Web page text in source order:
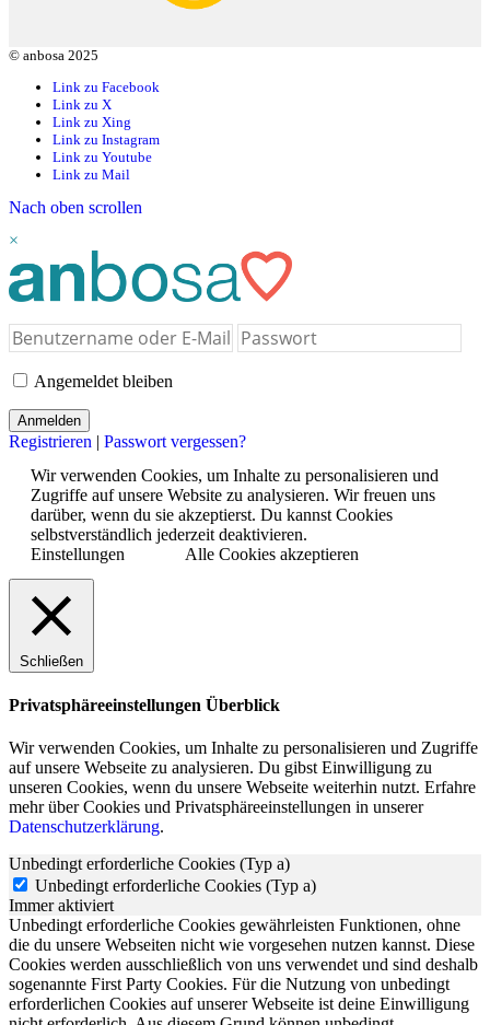
© anbosa 2025
Link zu Facebook
Link zu X
Link zu Xing
Link zu Instagram
Link zu Youtube
Link zu Mail
Nach oben scrollen
×
Angemeldet bleiben
Registrieren | Passwort vergessen?
Wir verwenden Cookies, um Inhalte zu personalisieren und
Zugriffe auf unsere Website zu analysieren. Wir freuen uns
darüber, wenn du sie akzeptierst. Du kannst Cookies
selbstverständlich jederzeit deaktivieren.
Einstellungen
Alle Cookies akzeptieren
Schließen
Privatsphäreeinstellungen Überblick
Wir verwenden Cookies, um Inhalte zu personalisieren und Zugriffe
auf unsere Webseite zu analysieren. Du gibst Einwilligung zu
unseren Cookies, wenn du unsere Webseite weiterhin nutzt. Erfahre
mehr über Cookies und Privatsphäreeinstellungen in unserer
Datenschutzerklärung.
Unbedingt erforderliche Cookies (Typ a)
Unbedingt erforderliche Cookies (Typ a)
Immer aktiviert
Unbedingt erforderliche Cookies gewährleisten Funktionen, ohne
die du unsere Webseiten nicht wie vorgesehen nutzen kannst. Diese
Cookies werden ausschließlich von uns verwendet und sind deshalb
sogenannte First Party Cookies. Für die Nutzung von unbedingt
erforderlichen Cookies auf unserer Webseite ist deine Einwilligung